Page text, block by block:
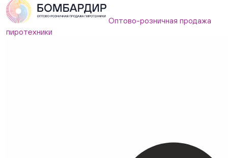
Оптово-розничная продажа
пиротехники